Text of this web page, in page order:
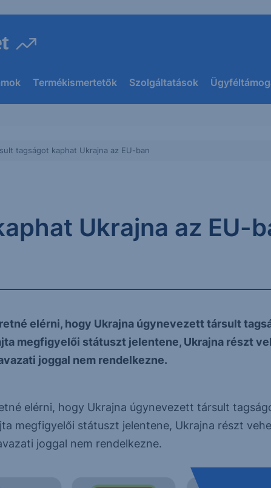
Termékismertetők Szolgáltatások
tagságot kaphat Ukrajna az EU-ban
Ukrajna az EU-
elérni, hogy Ukrajna úgynevezett társult
megfigyelői státuszt jelentene, Ukrajna részt
joggal nem rendelkezne.
elérni, hogy Ukrajna úgynevezett társult
megfigyelői státuszt jelentene, Ukrajna részt
joggal nem rendelkezne.